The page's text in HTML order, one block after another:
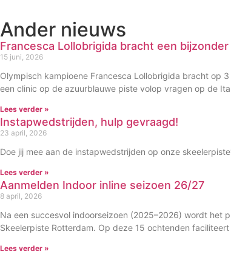
Ander nieuws
Francesca Lollobrigida bracht een
15 juni, 2026
Olympisch kampioene Francesca Lollobrigida bracht op
een clinic op de azuurblauwe piste volop vragen op de
Lees verder »
Instapwedstrijden, hulp gevraagd!
23 april, 2026
Doe jij mee aan de instapwedstrijden op onze
Lees verder »
Aanmelden Indoor inline seizoen 26/27
8 april, 2026
Na een succesvol indoorseizoen (2025–2026) wordt het
Skeelerpiste Rotterdam. Op deze 15 ochtenden
Lees verder »